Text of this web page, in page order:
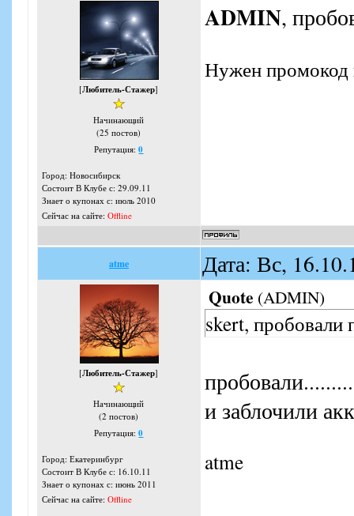
[Любитель-Стажер]
Начинающий
(25 постов)
Репутация:0
Город: Новосибирск
Состоит В Клубе с: 29.09.11
Знает о купонах с: июль 2010
Сейчас на сайте: Offline
ADMIN,
Нужен промокод
atme Дата: Вс,
[Любитель-Стажер]
Начинающий
(2 постов)
Репутация:0
Город: Екатеринбург
Состоит В Клубе с: 16.10.11
Знает о купонах с: июнь 2011
Сейчас на сайте: Offline
Quote (ADMIN)
skert, пробовали
и заблочили
atme